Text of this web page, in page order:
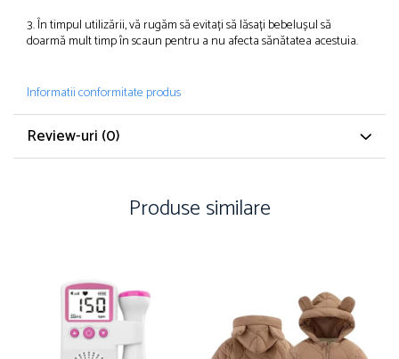
3. În timpul utilizării, vă rugăm să evitați să lăsați bebelușul să
doarmă mult timp în scaun pentru a nu afecta sănătatea acestuia.
Informatii conformitate produs
Review-uri (0)
Produse similare